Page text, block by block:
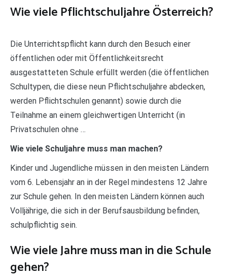
Wie viele Pflichtschuljahre Österreich?
Die Unterrichtspflicht kann durch den Besuch einer
öffentlichen oder mit Öffentlichkeitsrecht
ausgestatteten Schule erfüllt werden (die öffentlichen
Schultypen, die diese neun Pflichtschuljahre abdecken,
werden Pflichtschulen genannt) sowie durch die
Teilnahme an einem gleichwertigen Unterricht (in
Privatschulen ohne …
Wie viele Schuljahre muss man machen?
Kinder und Jugendliche müssen in den meisten Ländern
vom 6. Lebensjahr an in der Regel mindestens 12 Jahre
zur Schule gehen. In den meisten Ländern können auch
Volljährige, die sich in der Berufsausbildung befinden,
schulpflichtig sein.
Wie viele Jahre muss man in die Schule
gehen?